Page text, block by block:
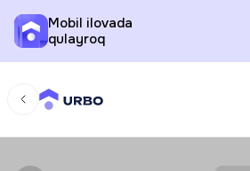
Mobil ilovada
qulayroq